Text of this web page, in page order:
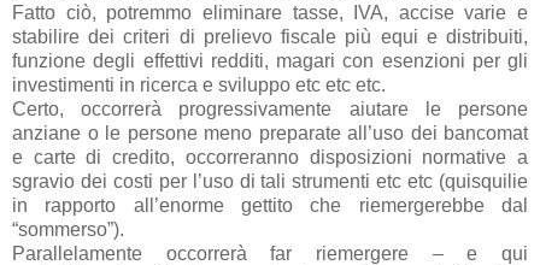
Fatto ciò, potremmo eliminare tasse, IVA, accise varie e
stabilire dei criteri di prelievo fiscale più equi e distribuiti,
funzione degli effettivi redditi, magari con esenzioni per gli
investimenti in ricerca e sviluppo etc etc etc.
Certo, occorrerà progressivamente aiutare le persone
anziane o le persone meno preparate all’uso dei bancomat
e carte di credito, occorreranno disposizioni normative a
sgravio dei costi per l’uso di tali strumenti etc etc (quisquilie
in rapporto all’enorme gettito che riemergerebbe dal
“sommerso”).
Parallelamente occorrerà far riemergere – e qui